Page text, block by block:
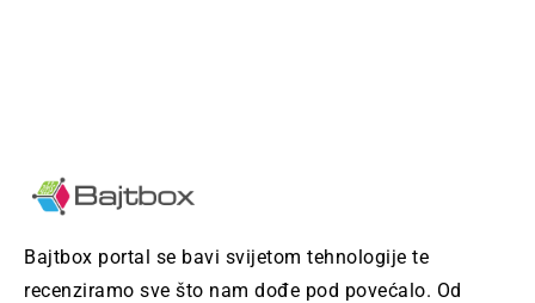
Bajtbox portal se bavi svijetom tehnologije te
recenziramo sve što nam dođe pod povećalo. Od